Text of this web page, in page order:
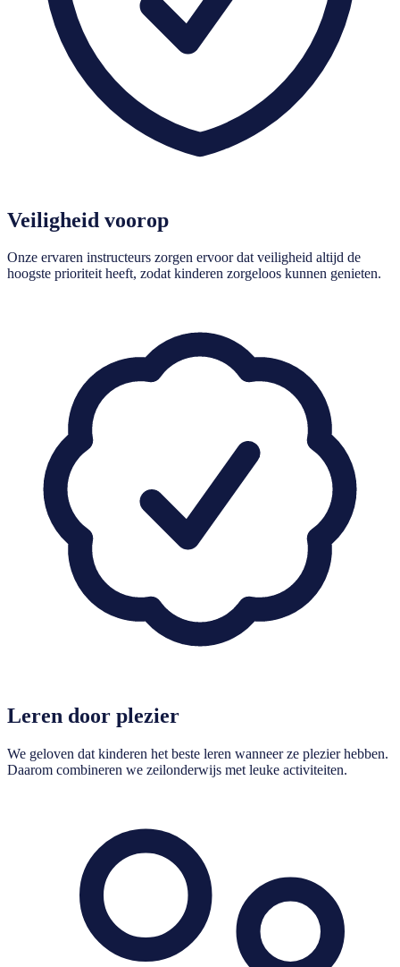
Veiligheid voorop
Onze ervaren instructeurs zorgen ervoor dat veiligheid altijd de
hoogste prioriteit heeft, zodat kinderen zorgeloos kunnen genieten.
Leren door plezier
We geloven dat kinderen het beste leren wanneer ze plezier hebben.
Daarom combineren we zeilonderwijs met leuke activiteiten.